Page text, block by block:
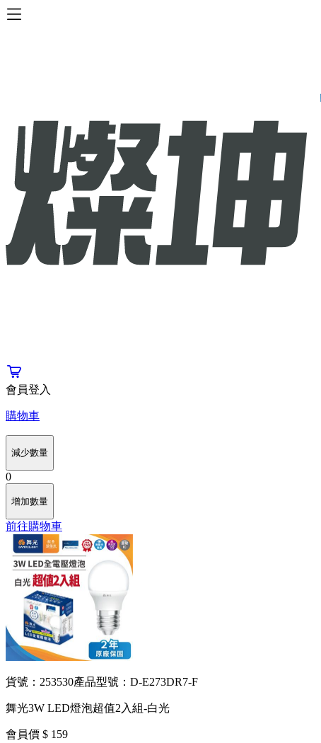
會員登入
購物車
減少數量
0
增加數量
前往購物車
貨號：253530產品型號：D-E273DR7-F
舞光3W LED燈泡超值2入組-白光
會員價 $ 159